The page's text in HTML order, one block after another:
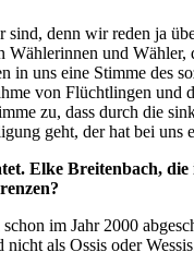
denn wir reden ja
und
uns eine Stimme des
von Flüchtlingen und
zu, dass durch die
geht, der hat bei uns
Elke Breitenbach,
im Jahr 2000
als Ossis oder